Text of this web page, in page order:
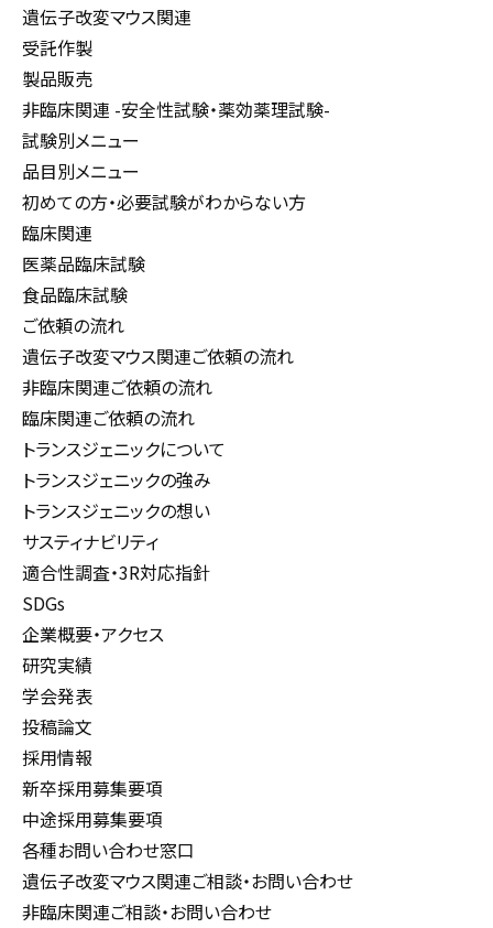
遺伝子改変マウス関連
受託作製
製品販売
非臨床関連 -安全性試験・薬効薬理試験-
試験別メニュー
品目別メニュー
初めての方・必要試験がわからない方
臨床関連
医薬品臨床試験
食品臨床試験
ご依頼の流れ
遺伝子改変マウス関連ご依頼の流れ
非臨床関連ご依頼の流れ
臨床関連ご依頼の流れ
トランスジェニックについて
トランスジェニックの強み
トランスジェニックの想い
サスティナビリティ
適合性調査・3R対応指針
SDGs
企業概要・アクセス
研究実績
学会発表
投稿論文
採用情報
新卒採用募集要項
中途採用募集要項
各種お問い合わせ窓口
遺伝子改変マウス関連ご相談・お問い合わせ
非臨床関連ご相談・お問い合わせ